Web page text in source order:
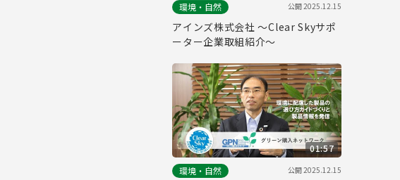
環境・自然
公開2025.12.15
アインズ株式会社 ～Clear Skyサポ
ーター企業取組紹介～
01:57
環境・自然
公開2025.12.15